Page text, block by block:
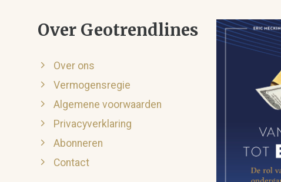
Over Geotrendlines
Over ons
Vermogensregie
Algemene voorwaarden
Privacyverklaring
Abonneren
Contact